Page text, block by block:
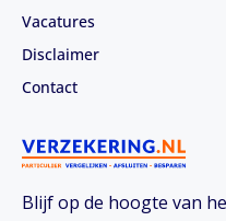
Blijf op de hoogte van
Vacatures
Disclaimer
Contact